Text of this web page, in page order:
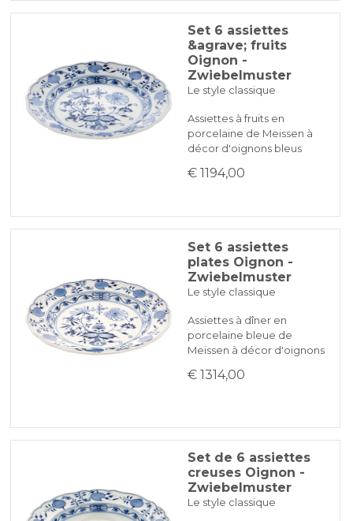
Set 6 assiettes
&agrave; fruits
Oignon -
Zwiebelmuster
Le style classique
Assiettes à fruits en
porcelaine de Meissen à
décor d'oignons bleus
€ 1194,00
Set 6 assiettes
plates Oignon -
Zwiebelmuster
Le style classique
Assiettes à dîner en
porcelaine bleue de
Meissen à décor d'oignons
€ 1314,00
Set de 6 assiettes
creuses Oignon -
Zwiebelmuster
Le style classique